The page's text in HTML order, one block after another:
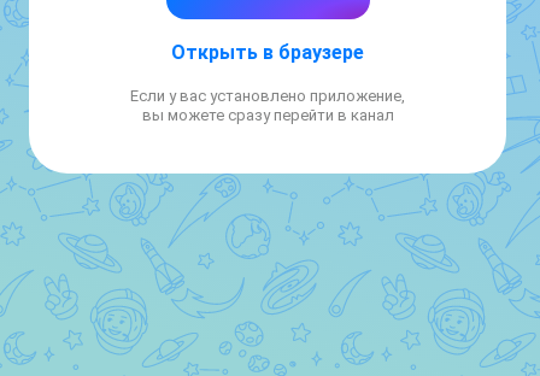
объявленного Президентом России Года
детьми от дошкольных образовательных
предстояло пройти 3 тура соревнований в
форме эстафет.
Победу на спортивных соревнованиях
одержала семья Ворониных детского сада
№5!
На 2-ом месте семья Козленко детского
Открыть в браузере
Если у вас установлено приложение,
вы можете сразу перейти в канал